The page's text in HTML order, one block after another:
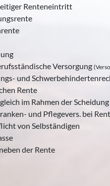
Renteneintritt
Versorgung
und
Rente
im Rahmen der Scheidung
und Pflegevers. bei
von Selbständigen
der Rente